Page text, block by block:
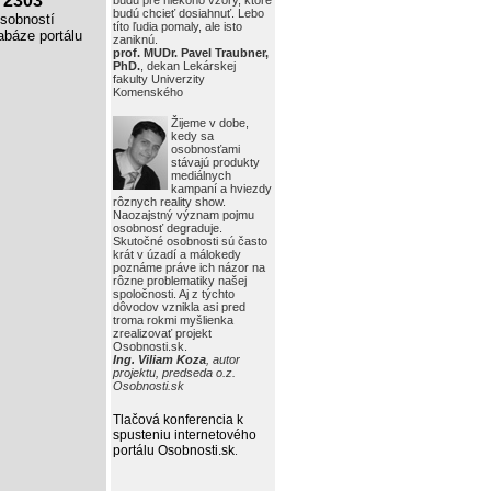
budú chcieť dosiahnuť. Lebo
títo ľudia pomaly, ale isto
zaniknú.
prof. MUDr. Pavel Traubner,
PhD. , dekan Lekárskej
fakulty Univerzity
Komenského
Žijeme v dobe,
kedy sa
osobnosťami
stávajú produkty
mediálnych
kampaní a hviezdy
rôznych reality show.
Naozajstný význam pojmu
osobnosť degraduje.
Skutočné osobnosti sú často
krát v úzadí a málokedy
poznáme práve ich názor na
rôzne problematiky našej
spoločnosti. Aj z týchto
dôvodov vznikla asi pred
troma rokmi myšlienka
zrealizovať projekt
Osobnosti.sk.
Ing. Viliam Koza , autor
projektu, predseda o.z.
Osobnosti.sk
Tlačová konferencia k
spusteniu internetového
portálu Osobnosti.sk
portálu